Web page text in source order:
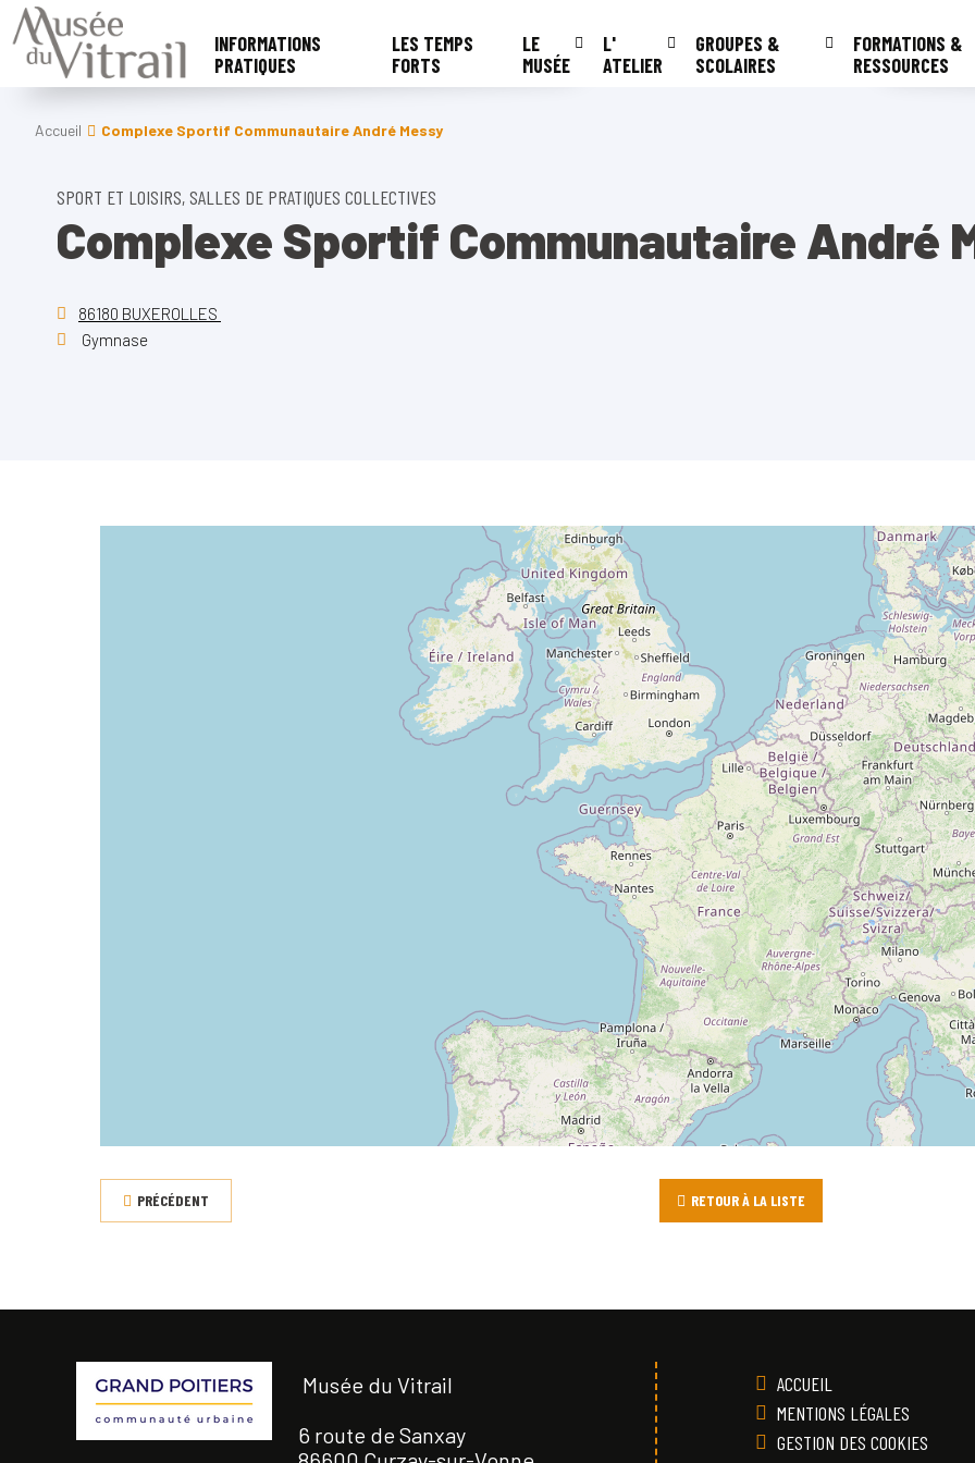
INFORMATIONS
PRATIQUES
LES TEMPS
FORTS
LE
MUSÉE
L'
ATELIER
GROUPES &
SCOLAIRES
FORMATIONS &
RESSOURCES
Accueil Complexe Sportif Communautaire André Messy
SPORT ET LOISIRS, SALLES DE PRATIQUES COLLECTIVES
Complexe Sportif Communautaire André
86180 BUXEROLLES
Gymnase
PRÉCÉDENT RETOUR À LA LISTE
Musée du Vitrail
6 route de Sanxay
ACCUEIL
MENTIONS LÉGALES
GESTION DES COOKIES